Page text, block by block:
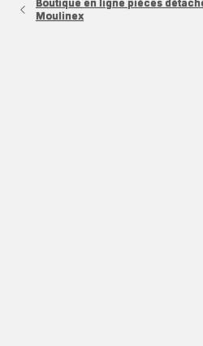
Boutique en ligne pièces
Moulinex